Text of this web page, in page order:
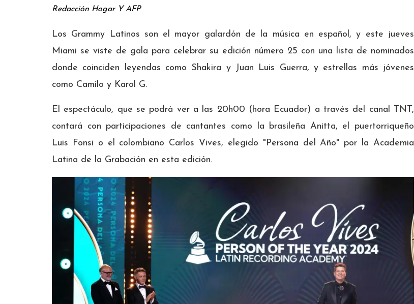
Redacción Hogar Y AFP
Los Grammy Latinos son el mayor galardón de la música en español, y este jueves
Miami se viste de gala para celebrar su edición número 25 con una lista de nominados
donde coinciden leyendas como Shakira y Juan Luis Guerra, y estrellas más jóvenes
como Camilo y Karol G.
El espectáculo, que se podrá ver a las 20h00 (hora Ecuador) a través del canal TNT,
contará con participaciones de cantantes como la brasileña Anitta, el puertorriqueño
Luis Fonsi o el colombiano Carlos Vives, elegido "Persona del Año" por la Academia
Latina de la Grabación en esta edición.